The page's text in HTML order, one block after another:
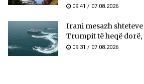
09:41 / 07.08.2026
Irani mesazh
Trumpit të heqë dorë,
09:31 / 07.08.2026